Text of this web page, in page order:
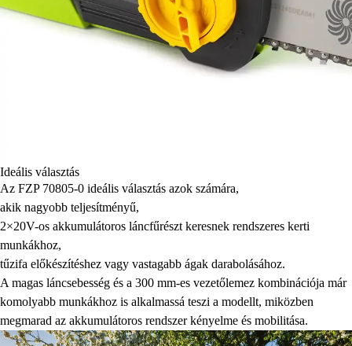
Ideális választás
Az FZP 70805-0 ideális választás azok számára,
akik nagyobb teljesítményű,
2×20V-os akkumulátoros láncfűrészt keresnek rendszeres kerti
munkákhoz,
tűzifa előkészítéshez vagy vastagabb ágak darabolásához.
A magas láncsebesség és a 300 mm-es vezetőlemez kombinációja már
komolyabb munkákhoz is alkalmassá teszi a modellt, miközben
megmarad az akkumulátoros rendszer kényelme és mobilitása.